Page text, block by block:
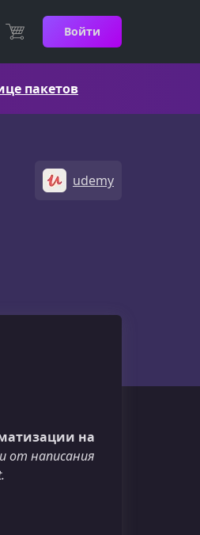
Войти
пакетов
udemy
на
от написания